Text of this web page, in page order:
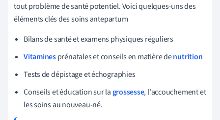
tout problème de santé potentiel. Voici quelques-uns des
éléments clés des soins antepartum
Bilans de santé et examens physiques réguliers
Vitaminesprénatales et conseils en matière denutrition
Tests de dépistage et échographies
Conseils et éducation sur la grossesse, l'accouchement et
les soins au nouveau-né.